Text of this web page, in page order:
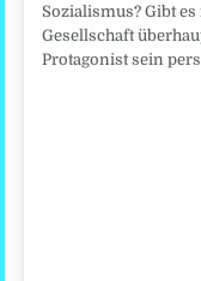
Sozialismus? Gibt
Gesellschaft
Protagonist sein